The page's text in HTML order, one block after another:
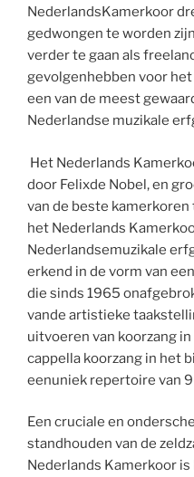
NederlandsKamerkoor
gedwongen te worden
verder te gaan als
gevolgenhebben voor
een van de meest
Nederlandse muzikale
Het Nederlands
door Felixde Nobel, en
van de beste
het Nederlands
Nederlandsemuzikale
erkend in de vorm van
die sinds 1965
vande artistieke
uitvoeren van koorzang
cappella koorzang in het
eenuniek repertoire van
Een cruciale en
standhouden van de
Nederlands Kamerkoor